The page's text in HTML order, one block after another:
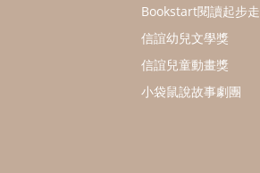
Bookstart閱讀起步走
信誼幼兒文學獎
信誼兒童動畫獎
小袋鼠說故事劇團